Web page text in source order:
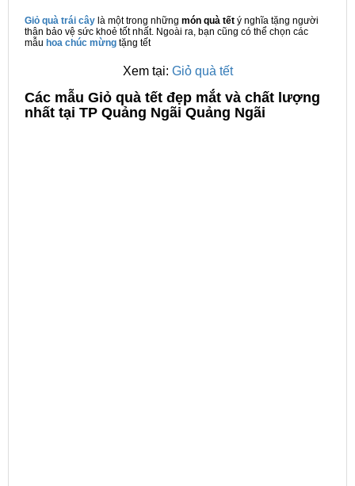
Giỏ quà trái cây là một trong những món quà tết ý nghĩa tặng người
thân bảo vệ sức khoẻ tốt nhất. Ngoài ra, bạn cũng có thể chọn các
mẫu hoa chúc mừng tặng tết
Xem tại: Giỏ quà tết
Các mẫu Giỏ quà tết đẹp mắt và chất lượng
nhất tại TP Quảng Ngãi Quảng Ngãi